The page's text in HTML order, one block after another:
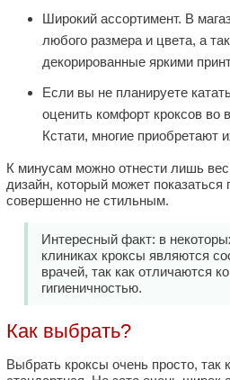
Широкий ассортимент. В
любого размера и цвета, а
декорированные яркими
Если вы не планируете
оценить комфорт кроксов во
Кстати, многие приобретают
К минусам можно отнести лишь
дизайн, который может
совершенно не стильным.
Интересный факт: в
клиниках кроксы являются
врачей, так как отличаются
гигиеничностью.
Как выбрать?
Выбрать кроксы очень просто,